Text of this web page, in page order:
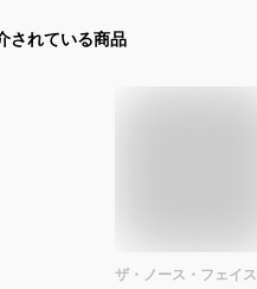
されている商品
ザ・ノース・フェイス